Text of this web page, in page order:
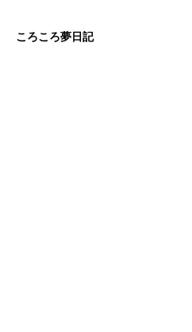
ころころ夢日記